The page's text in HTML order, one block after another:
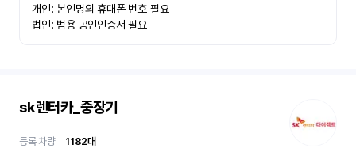
개인: 본인명의 휴대폰 번호 필요
법인: 범용 공인인증서 필요
sk렌터카_중장기
등록 차량 1182대